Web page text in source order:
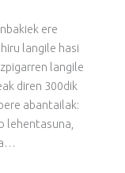
ere
langile hasi
langile
diren 300dik
abantailak:
lehentasuna,